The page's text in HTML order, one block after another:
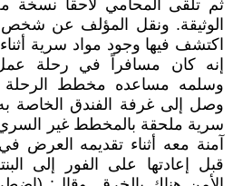
ثم تلقى المحامي لاحقاً نسخة
الوثيقة. ونقل المؤلف عن شخص
اكتشف فيها وجود مواد سرية
إنه كان مسافراً في رحلة عمل
وسلمه مساعده مخطط الرحلة
وصل إلى غرفة الفندق الخاصة
سرية ملحقة بالمخطط غير السري.
آمنة معه أثناء تقديمه العرض في
قبل إعادتها على الفور إلى